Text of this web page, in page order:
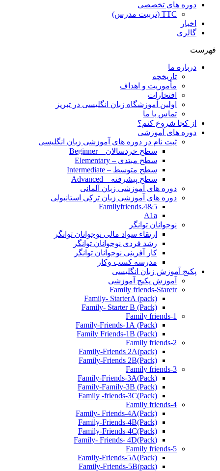
دوره های تخصصی
TTC (تربیت مدرس)
اخبار
گالری
فهرست
درباره ما
تاریخچه
مأموریت و اهداف
افتخارات
اولین آموزشگاه زبان انگلیسی در تبریز
تماس با ما
از کجا شروع کنم؟
دوره های آموزشی
ثبت نام در دوره های آموزشی زبان انگلیسی
سطح خردسالان – Beginner
سطح مبتدی – Elementary
سطح متوسط – Intermediate
سطح پیشرفته – Advanced
دوره های آموزشی زبان آلمانی
دوره های آموزشی زبان ترکی استانبولی
Familyfriends.4&5
A1a
نوجوانان توانگر
ارتقاء سواد مالی نوجوانان توانگر
رشد فردی نوجوانان توانگر
کار آفرینی نوجوانان توانگر
مدرسه کسب وکار
پکیج آموزش زبان انگلیسی
آموزش پکیج آموزشی
Family friends-Staretr
Family- StarterA (pack)
Family- Starter B (Pack)
Family friends-1
(Pack) Family-Friends-1A
(Pack) Family Friends-1B
Family friends-2
Family-Friends 2A(pack)
Family-Friends 2B(Pack)
Family friends-3
(Pack)Family-Friends-3A
Family-Family-3B (Pack)
Family -friends-3C(Pack)
Family friends-4
Family- Friends-4A(Pack)
Family-Friends-4B(Pack)
Family-Friends-4C(Pack)
(Pack)Family- Friends- 4D
Family friends-5
Family-Friends-5A(Pack)
(pack)Family-Friends-5B